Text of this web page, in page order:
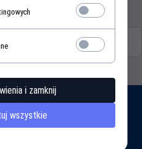
produktów
i zamknij
wszystkie